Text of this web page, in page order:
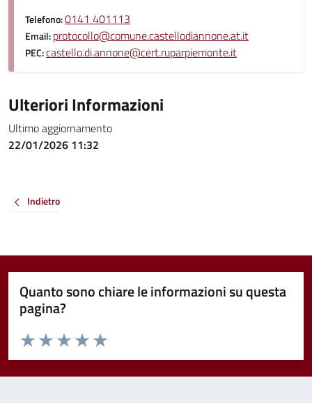
Telefono:0141 401113
Email:protocollo@comune.castellodiannone.at.it
PEC:castello.di.annone@cert.ruparpiemonte.it
Ulteriori Informazioni
Ultimo aggiornamento
22/01/2026 11:32
Indietro
Quanto sono chiare le informazioni su questa
pagina?
Valuta da 1 a 5 stelle la pagina
Valuta 5 stelle su 5
Valuta 4 stelle su 5
Valuta 3 stelle su 5
Valuta 2 stelle su 5
Valuta 1 stelle su 5